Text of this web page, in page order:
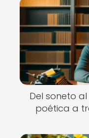
Del soneto
poética a